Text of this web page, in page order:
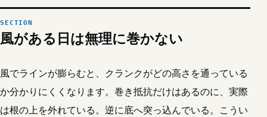
風がある日は無理に巻かない
風でラインが膨らむと、クランクがどの高さを通っている
か分かりにくくなります。巻き抵抗だけはあるのに、実際
は根の上を外れている。逆に底へ突っ込んでいる。こうい